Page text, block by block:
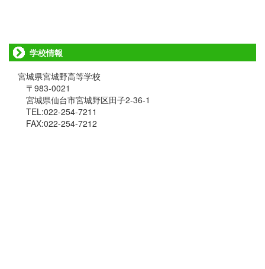
学校情報
宮城県宮城野高等学校
〒983-0021
宮城県仙台市宮城野区田子2-36-1
TEL:022-254-7211
FAX:022-254-7212